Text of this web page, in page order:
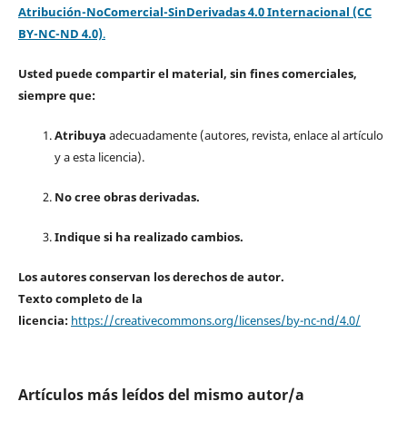
Atribución-NoComercial-SinDerivadas 4.0 Internacional (CC
BY-NC-ND 4.0).
Usted puede compartir el material, sin fines comerciales,
siempre que:
Atribuya adecuadamente (autores, revista, enlace al artículo
y a esta licencia).
No cree obras derivadas.
Indique si ha realizado cambios.
Los autores conservan los derechos de autor.
Texto completo de la
licencia: https://creativecommons.org/licenses/by-nc-nd/4.0/
Artículos más leídos del mismo autor/a